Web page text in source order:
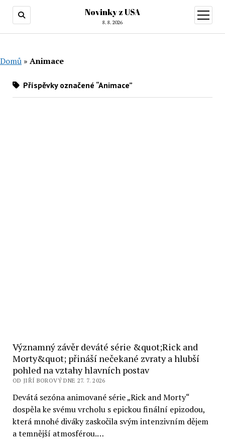
Novinky z USA
8. 8. 2026
otevřít
menu
Domů » Animace
Příspěvky označené “Animace”
Významný závěr deváté série &quot;Rick and
Morty&quot; přináší nečekané zvraty a hlubší
pohled na vztahy hlavních postav
OD JIŘÍ BOROVÝ DNE 27. 7. 2026
Devátá sezóna animované série „Rick and Morty“
dospěla ke svému vrcholu s epickou finální epizodou,
která mnohé diváky zaskočila svým intenzivním dějem
a temnější atmosférou.…